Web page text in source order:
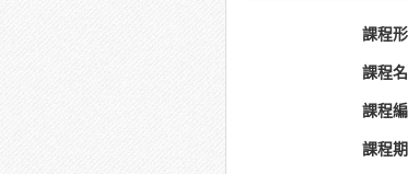
課程
課程
課程
課程